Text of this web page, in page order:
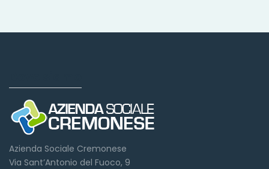
Azienda Sociale Cremonese
Via Sant’Antonio del Fuoco, 9